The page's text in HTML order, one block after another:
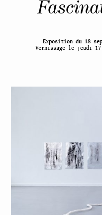
Exposition du 18
Vernissage le jeudi 17